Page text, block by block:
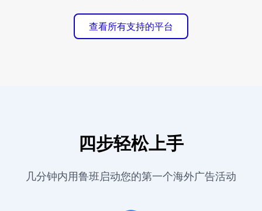
查看所有支持的平台
四步轻松上手
几分钟内用鲁班启动您的第一个海外广告活动